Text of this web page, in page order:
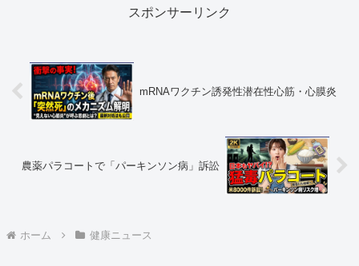
スポンサーリンク
mRNAワクチン誘発性潜在性心筋・心膜炎
農薬パラコートで「パーキンソン病」訴訟
ホーム 健康ニュース